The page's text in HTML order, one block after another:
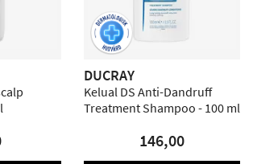
DUCRAY
Kelual DS Anti-Dandruff
Treatment Shampoo - 100 ml
146,00